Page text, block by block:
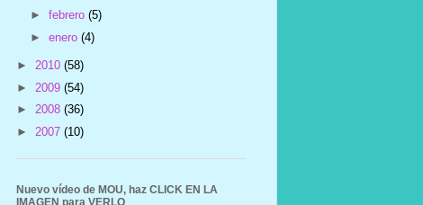
►febrero(5)
►enero(4)
► 2010 (58)
► 2009 (54)
► 2008 (36)
► 2007 (10)
Nuevo vídeo de MOU, haz CLICK EN LA
IMAGEN para VERLO